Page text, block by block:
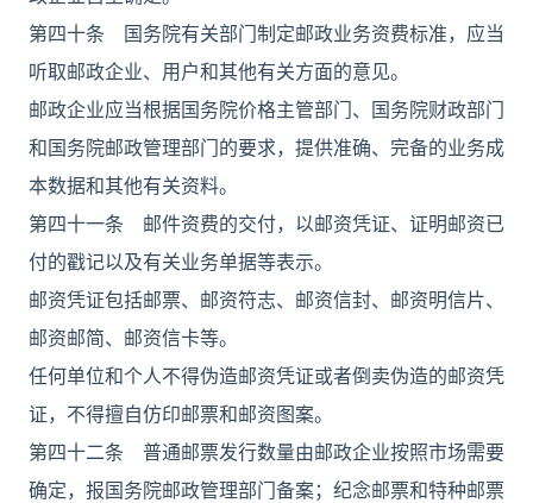
第四十条 国务院有关部门制定邮政业务资费标准，应当
听取邮政企业、用户和其他有关方面的意见。
邮政企业应当根据国务院价格主管部门、国务院财政部门
和国务院邮政管理部门的要求，提供准确、完备的业务成
本数据和其他有关资料。
第四十一条 邮件资费的交付，以邮资凭证、证明邮资已
付的戳记以及有关业务单据等表示。
邮资凭证包括邮票、邮资符志、邮资信封、邮资明信片、
邮资邮简、邮资信卡等。
任何单位和个人不得伪造邮资凭证或者倒卖伪造的邮资凭
证，不得擅自仿印邮票和邮资图案。
第四十二条 普通邮票发行数量由邮政企业按照市场需要
确定，报国务院邮政管理部门备案；纪念邮票和特种邮票